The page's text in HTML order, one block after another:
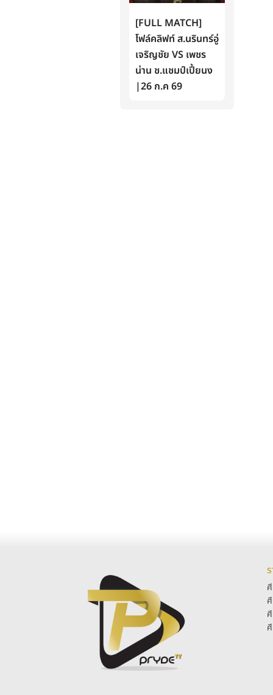
[FULL MATCH]
โฟล์คลิฟท์ ส.นรินทร์อู่
เจริญชัย VS เพชร
น่าน ช.แชมป์เปี้ยนง
|26 ก.ค 69